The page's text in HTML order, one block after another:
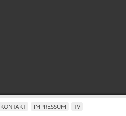
KONTAKT IMPRESSUM TV